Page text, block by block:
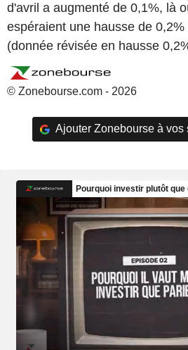
d'avril a augmenté de 0,1%, là
espéraient une hausse de
(donnée révisée en hausse
© Zonebourse.com - 2026
Ajouter Zonebourse à vos